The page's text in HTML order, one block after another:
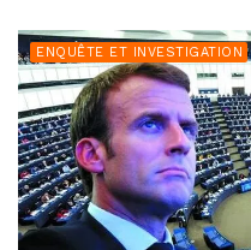
ENQUÊTE ET INVESTIGATION